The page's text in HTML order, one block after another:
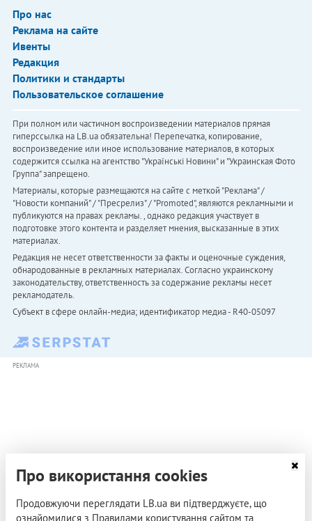
Про нас
Реклама на сайте
Ивенты
Редакция
Политики и стандарты
Пользовательское соглашение
При полном или частичном воспроизведении материалов прямая
гиперссылка на LB.ua обязательна! Перепечатка, копирование,
воспроизведение или иное использование материалов, в которых
содержится ссылка на агентство "Українськi Новини" и "Украинская Фото
Группа" запрещено.
Материалы, которые размещаются на сайте с меткой "Реклама" /
"Новости компаний" / "Пресрелиз" / "Promoted", являются рекламными и
публикуются на правах рекламы. , однако редакция участвует в
подготовке этого контента и разделяет мнения, высказанные в этих
материалах.
Редакция не несет ответственности за факты и оценочные суждения,
обнародованные в рекламных материалах. Согласно украинскому
законодательству, ответственность за содержание рекламы несет
рекламодатель.
Субъект в сфере онлайн-медиа; идентификатор медиа - R40-05097
РЕКЛАМА
Про використання cookies
Продовжуючи переглядати LB.ua ви підтверджуєте, що
ознайомилися з Правилами користування сайтом та